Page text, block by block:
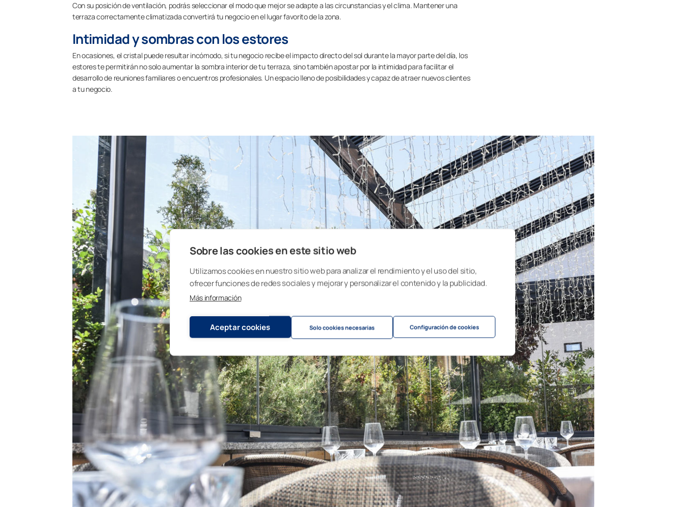
Sobre las cookies en este sitio web
Utilizamos cookies en nuestro sitio web para analizar el rendimiento y el uso del sitio,
ofrecer funciones de redes sociales y mejorar y personalizar el contenido y la publicidad.
Más información
Aceptar cookies Solo cookies necesarias Configuración de cookies
Con su posición de ventilación, podrás seleccionar el modo que mejor se adapte a las circunstancias y el clima. Mantener una
terraza correctamente climatizada convertirá tu negocio en el lugar favorito de la zona.
Intimidad y sombras con los estores
En ocasiones, el cristal puede resultar incómodo, si tu negocio recibe el impacto directo del sol durante la mayor parte del día, los
estores te permitirán no solo aumentar la sombra interior de tu terraza, sino también apostar por la intimidad para facilitar el
desarrollo de reuniones familiares o encuentros profesionales. Un espacio lleno de posibilidades y capaz de atraer nuevos clientes
a tu negocio.